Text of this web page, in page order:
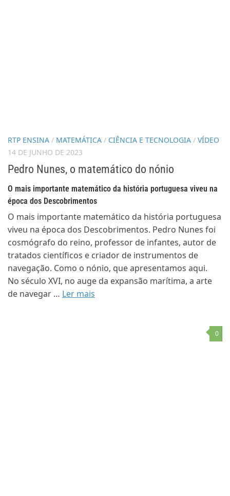
RTP ENSINA / MATEMÁTICA / CIÊNCIA E TECNOLOGIA / VÍDEO
14 DE JUNHO DE 2023
Pedro Nunes, o matemático do nónio
O mais importante matemático da história portuguesa viveu na
época dos Descobrimentos
O mais importante matemático da história portuguesa
viveu na época dos Descobrimentos. Pedro Nunes foi
cosmógrafo do reino, professor de infantes, autor de
tratados científicos e criador de instrumentos de
navegação. Como o nónio, que apresentamos aqui.
No século XVI, no auge da expansão marítima, a arte
de navegar … Ler mais
0